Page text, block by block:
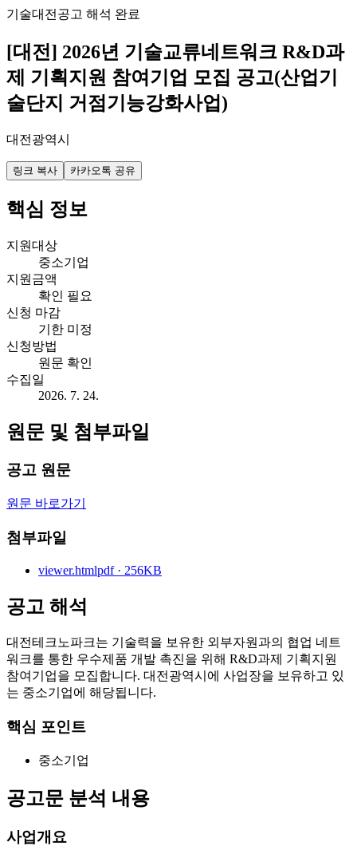
기술대전 공고 해석 완료
[대전] 2026년 기술교류네트워크 R&D과
제 기획지원 참여기업 모집 공고(산업기
술단지 거점기능강화사업)
대전광역시
링크 복사 카카오톡 공유
핵심 정보
지원대상
중소기업
지원금액
확인 필요
신청 마감
기한 미정
신청방법
원문 확인
수집일
2026. 7. 24.
원문 및 첨부파일
공고 원문
원문 바로가기
첨부파일
viewer.htmlpdf · 256KB
공고 해석
대전테크노파크는 기술력을 보유한 외부자원과의 협업 네트
워크를 통한 우수제품 개발 촉진을 위해 R&D과제 기획지원
참여기업을 모집합니다. 대전광역시에 사업장을 보유하고 있
는 중소기업에 해당됩니다.
핵심 포인트
중소기업
공고문 분석 내용
사업개요